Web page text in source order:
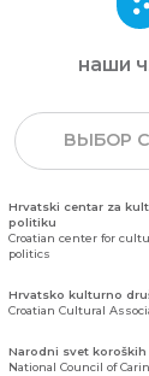
наши
ВЫБОР
Hrvatski centar za
politiku
Croatian center for
politics
Hrvatsko kulturno
Croatian Cultural
Narodni svet koroških
National Council of